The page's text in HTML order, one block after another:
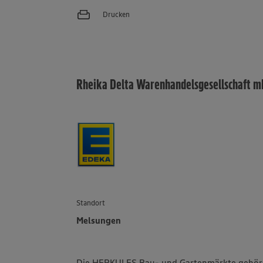
Drucken
Rheika Delta Warenhandelsgesellschaft
Standort
Melsungen